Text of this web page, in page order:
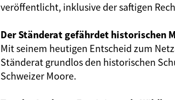
veröffentlicht, inklusive der saftigen
Der Ständerat gefährdet historischen
Mit seinem heutigen Entscheid zum
Ständerat grundlos den historischen
Schweizer Moore.